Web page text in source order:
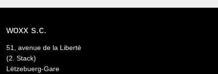
woxx s.c.
51, avenue de la Liberté
(2. Stack)
Lëtzebuerg-Gare